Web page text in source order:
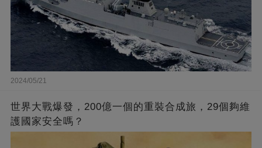
2024/05/21
世界大戰爆發，200億一個的重裝合成旅，29個夠維
護國家安全嗎？